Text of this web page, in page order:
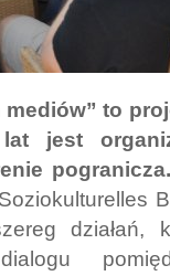
to
jest
działań,